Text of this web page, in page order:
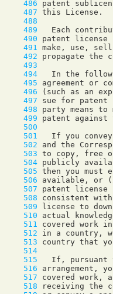
    486
    487
    488
    489
    490
    491
    492
    493
    494
    495
    496
    497
    498
    499
    500
    501
    502
    503
    504
    505
    506
    507
    508
    509
    510
    511
    512
    513
    514
    515
    516
    517
    518